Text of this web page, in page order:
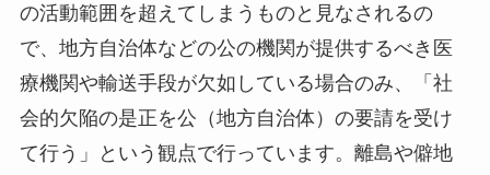
の活動範囲を超えてしまうものと見なされるの
で、地方自治体などの公の機関が提供するべき医
療機関や輸送手段が欠如している場合のみ、「社
会的欠陥の是正を公（地方自治体）の要請を受け
て行う」という観点で行っています。離島や僻地